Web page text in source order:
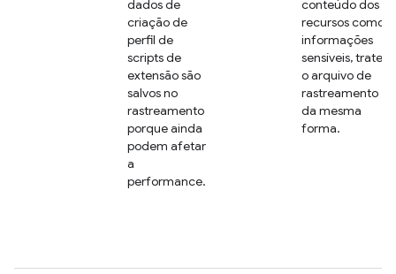
dados de
criação de
perfil de
scripts de
extensão são
salvos no
rastreamento
porque ainda
podem afetar
a
performance.
conteúdo dos
recursos como
informações
sensíveis, trate
o arquivo de
rastreamento
da mesma
forma.